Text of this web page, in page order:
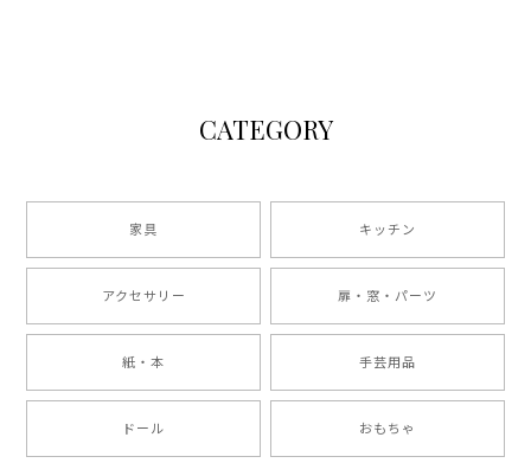
CATEGORY
家具 キッチン
アクセサリー 扉・窓・パーツ
紙・本 手芸用品
ドール おもちゃ